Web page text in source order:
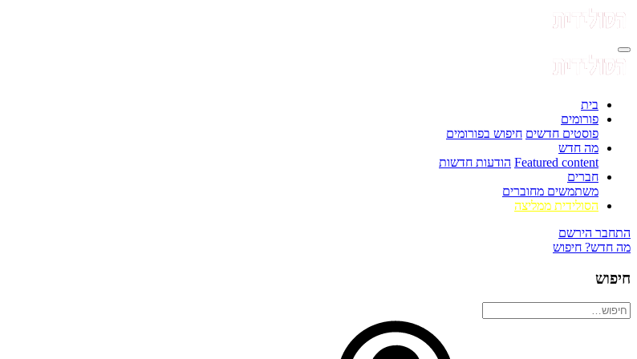
בית
פורומים
פוסטים חדשים חיפוש בפורומים
מה חדש
Featured content הודעות חדשות
חברים
משתמשים מחוברים
הסולידית ממליצה
התחבר הירשם
מה חדש? חיפוש
חיפוש